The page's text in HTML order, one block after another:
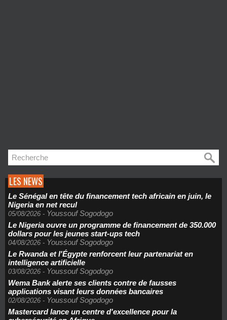
LES NEWS
Le Sénégal en tête du financement tech africain en juin, le
Nigeria en net recul
05/08/2026 - Youssouf Sogodogo
Le Nigeria ouvre un programme de financement de 350.000
dollars pour les jeunes start-ups tech
04/08/2026 - Youssouf Sogodogo
Le Rwanda et l'Égypte renforcent leur partenariat en
intelligence artificielle
03/08/2026 - Youssouf Sogodogo
Wema Bank alerte ses clients contre de fausses
applications visant leurs données bancaires
02/08/2026 - Youssouf Sogodogo
Mastercard lance un centre d'excellence pour la